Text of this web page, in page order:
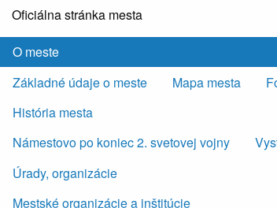
Oficiálna stránka mesta
O meste
Základné údaje o meste
Mapa mesta
História mesta
Námestovo po koniec 2. svetovej vojny
Úrady, organizácie
Mestské organizácie a inštitúcie